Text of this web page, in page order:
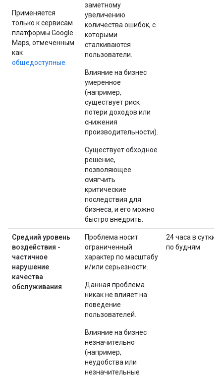
Применяется
только к сервисам
платформы Google
Maps, отмеченным
как
общедоступные.
заметному
увеличению
количества ошибок, с
которыми
сталкиваются
пользователи.
Влияние на бизнес
умеренное
(например,
существует риск
потери доходов или
снижения
производительности).
Существует обходное
решение,
позволяющее
смягчить
критические
последствия для
бизнеса, и его можно
быстро внедрить.
Средний уровень
воздействия -
частичное
нарушение
качества
обслуживания
Проблема носит
ограниченный
характер по масштабу
и/или серьезности.
Данная проблема
никак не влияет на
поведение
пользователей.
Влияние на бизнес
незначительно
(например,
неудобства или
незначительные
24 часа в сутки
по будням